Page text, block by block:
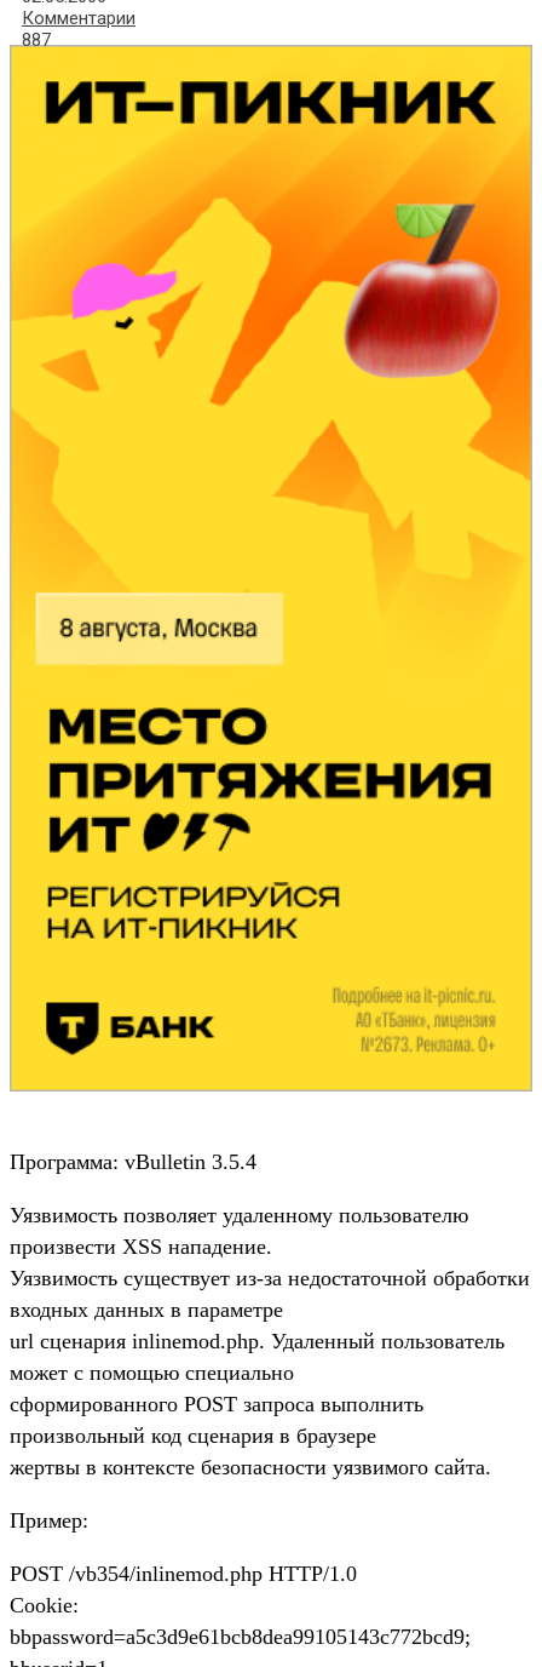
Комментарии
887
Программа: vBulletin 3.5.4
Уязвимость позволяет удаленному пользователю
произвести XSS нападение.
Уязвимость существует из-за недостаточной обработки
входных данных в параметре
url сценария inlinemod.php. Удаленный пользователь
может с помощью специально
сформированного POST запроса выполнить
произвольный код сценария в браузере
жертвы в контексте безопасности уязвимого сайта.
Пример:
POST /vb354/inlinemod.php HTTP/1.0
Cookie:
bbpassword=a5c3d9e61bcb8dea99105143c772bcd9;